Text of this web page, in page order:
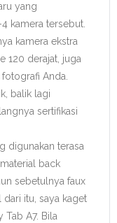
yang
kamera tersebut.
kamera ekstra
120 derajat, juga
Anda.
balik lagi
sertifikasi
digunakan terasa
back
sebetulnya faux
dari itu, saya kaget
Tab A7. Bila